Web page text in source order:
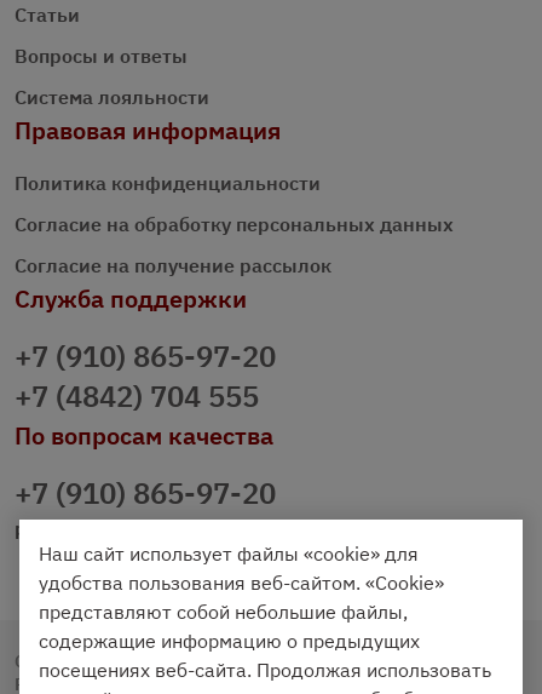
Статьи
Вопросы и ответы
Система лояльности
Правовая информация
Политика конфиденциальности
Согласие на обработку персональных данных
Согласие на получение рассылок
Служба поддержки
+7 (910) 865-97-20
+7 (4842) 704 555
По вопросам качества
+7 (910) 865-97-20
prazdnichniy40@palmi.ru
Copyright © 2020 - 2026. Праздничный Стол.
Разработка и продвижение - Vegas Studio
Наш сайт использует файлы «cookie» для
удобства пользования веб-сайтом. «Cookie»
представляют собой небольшие файлы,
содержащие информацию о предыдущих
посещениях веб-сайта. Продолжая использовать